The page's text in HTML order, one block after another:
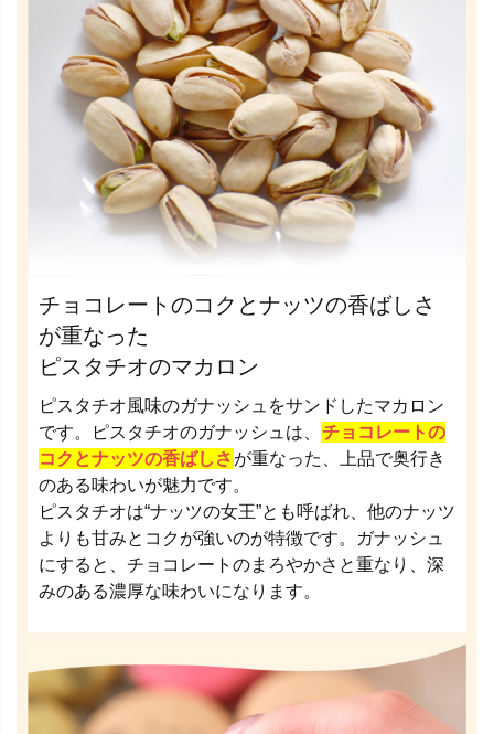
チョコレートのコクとナッツの香ばしさ
が重なった
ピスタチオのマカロン
ピスタチオ風味のガナッシュをサンドしたマカロン
です。ピスタチオのガナッシュは、 チョコレートの
コクとナッツの香ばしさ が重なった、上品で奥行き
のある味わいが魅力です。
ピスタチオは“ナッツの女王”とも呼ばれ、他のナッツ
よりも甘みとコクが強いのが特徴です。ガナッシュ
にすると、チョコレートのまろやかさと重なり、深
みのある濃厚な味わいになります。